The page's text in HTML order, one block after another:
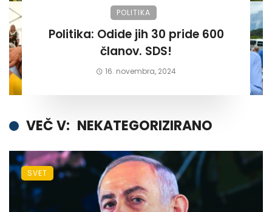
POLITIKA
Politika: Odide jih 30 pride 600
članov. SDS!
16. novembra, 2024
VEČ V: NEKATEGORIZIRANO
SVET